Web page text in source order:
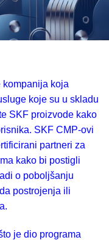
kompanija koja
koje su u skladu
SKF proizvode kako
SKF CMP-ovi
partneri za
kako bi postigli
o poboljšanju
postrojenja ili
je dio programa